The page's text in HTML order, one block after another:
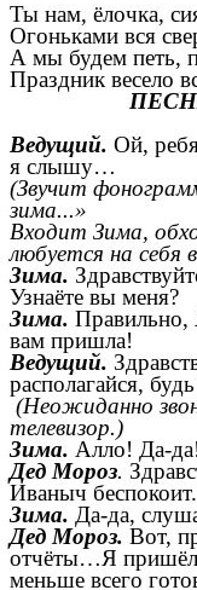
Ты нам, ёлочка,
Огоньками вся
А мы будем петь,
Праздник весело
Ведущий. Ой,
я слышу…
(Звучит
зима...»
Входит Зима,
любуется на себя
Зима.
Узнаёте вы меня?
Зима. Правильно,
вам пришла!
Ведущий.
располагайся,
(Неожиданно
телевизор.)
Зима. Алло! Да-
Дед Мороз.
Иваныч беспокоит.
Зима. Да-да,
Дед Мороз. Вот,
отчёты…Я
меньше всего